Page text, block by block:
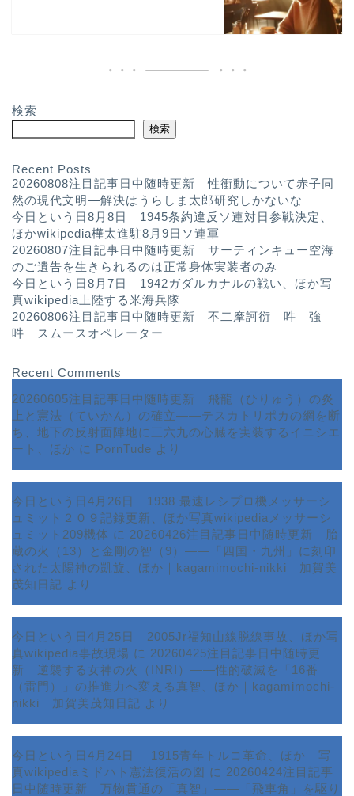
検索
検索
Recent Posts
20260808注目記事日中随時更新 性衝動について赤子同
然の現代文明—解決はうらしま太郎研究しかないな
今日という日8月8日 1945条約違反ソ連対日参戦決定、
ほかwikipedia樺太進駐8月9日ソ連軍
20260807注目記事日中随時更新 サーティンキュー空海
のご遺告を生きられるのは正常身体実装者のみ
今日という日8月7日 1942ガダルカナルの戦い、ほか写
真wikipedia上陸する米海兵隊
20260806注目記事日中随時更新 不二摩訶衍 吽 強
吽 スムースオペレーター
Recent Comments
20260605注目記事日中随時更新 飛龍（ひりゅう）の炎
上と憲法（ていかん）の確立――テスカトリポカの網を断
ち、地下の反射面陣地に三六九の心臓を実装するイニシエ
ート、ほか に PornTude より
今日という日4月26日 1938 最速レシプロ機メッサーシ
ュミット２０９記録更新、ほか写真wikipediaメッサーシ
ュミット209機体 に 20260426注目記事日中随時更新 胎
蔵の火（13）と金剛の智（9）――「四国・九州」に刻印
された太陽神の凱旋、ほか｜kagamimochi-nikki 加賀美
茂知日記 より
今日という日4月25日 2005Jr福知山線脱線事故、ほか写
真wikipedia事故現場 に 20260425注目記事日中随時更
新 逆襲する女神の火（INRI）――性的破滅を「16番
（雷門）」の推進力へ変える真智、ほか｜kagamimochi-
nikki 加賀美茂知日記 より
今日という日4月24日 1915青年トルコ革命、ほか 写
真wikipediaミドハト憲法復活の図 に 20260424注目記事
日中随時更新 万物貫通の「真智」――「飛車角」を駆り
ホーム
サービス